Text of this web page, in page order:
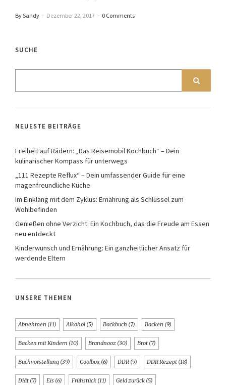
By Sandy – Dezember 22, 2017 – 0 Comments
SUCHE
NEUESTE BEITRÄGE
Freiheit auf Rädern: „Das Reisemobil Kochbuch“ – Dein
kulinarischer Kompass für unterwegs
„111 Rezepte Reflux“ – Dein umfassender Guide für eine
magenfreundliche Küche
Im Einklang mit dem Zyklus: Ernährung als Schlüssel zum
Wohlbefinden
Genießen ohne Verzicht: Ein Kochbuch, das die Freude am Essen
neu entdeckt
Kinderwunsch und Ernährung: Ein ganzheitlicher Ansatz für
werdende Eltern
UNSERE THEMEN
Abnehmen (11) Alkohol (5) Backbuch (7) Backen (9)
Backen mit Kindern (10) Brandnooz (30) Brot (7)
Buchvorstellung (39) Coolbox (6) DDR (9) DDR Rezept (18)
Diät (7) Eis (6) Frühstück (11) Geld zurück (5)